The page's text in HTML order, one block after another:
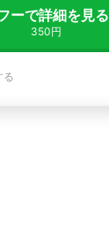
ーで詳細を見る
350円
る